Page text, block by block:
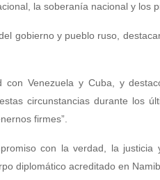
la soberanía nacional y los
gobierno y pueblo ruso,
con Venezuela y Cuba, y
circunstancias durante los
firmes”.
con la verdad, la
diplomático acreditado en